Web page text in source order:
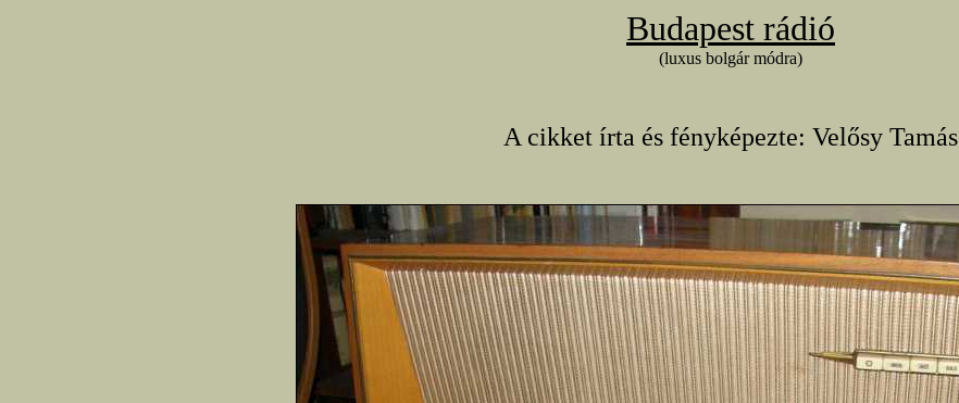
Budapest rádió
(luxus bolgár módra)
A cikket írta és fényképezte: Velősy Tamás